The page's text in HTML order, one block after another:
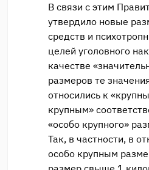
В связи с этим
утвердило новые
средств и
целей уголовного
качестве
размеров те
относились к
крупным»
«особо крупного»
Так, в частности, в
особо крупным